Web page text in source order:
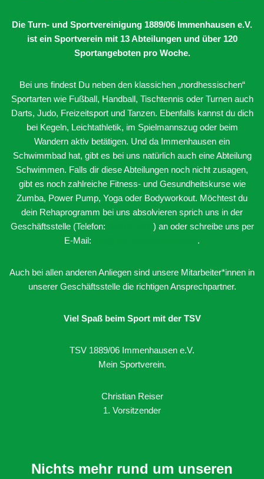
Die Turn- und Sportvereinigung 1889/06 Immenhausen e.V.
ist ein Sportverein mit 13 Abteilungen und über 120
Sportangeboten pro Woche.
Bei uns findest Du neben den klassichen „nordhessischen“
Sportarten wie Fußball, Handball, Tischtennis oder Turnen auch
Darts, Judo, Freizeitsport und Tanzen. Ebenfalls kannst du dich
bei Kegeln, Leichtathletik, im Spielmannszug oder beim
Wandern aktiv betätigen. Und da Immenhausen ein
Schwimmbad hat, gibt es bei uns natürlich auch eine Abteilung
Schwimmen. Falls dir diese Abteilungen noch nicht zusagen,
gibt es noch zahlreiche Fitness- und Gesundheitskurse wie
Zumba, Power Pump, Yoga oder Bodyworkout. Möchtest du
dein Rehaprogramm bei uns absolvieren sprich uns in der
Geschäftsstelle (Telefon:
) an oder schreibe uns per
E-Mail:
.
Auch bei allen anderen Anliegen sind unsere Mitarbeiter*innen in
unserer Geschäftsstelle die richtigen Ansprechpartner.
Viel Spaß beim Sport mit der TSV
TSV 1889/06 Immenhausen e.V.
Mein Sportverein.
Christian Reiser
1. Vorsitzender
Nichts mehr rund um unseren